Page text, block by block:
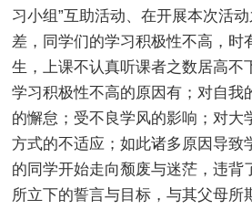
习小组”互助活动、在开展本次活
差，同学们的学习积极性不高，时
生，上课不认真听课者之数居高不
学习积极性不高的原因有；对自我
的懈怠；受不良学风的影响；对大
方式的不适应；如此诸多原因导致
的同学开始走向颓废与迷茫，违背
所立下的誓言与目标，与其父母所